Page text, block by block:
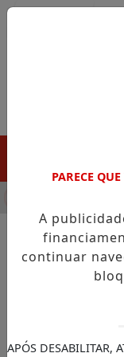
EM
NOTÍCIAS/
Blitz
de
PARECE
A
continuar
APÓS DESABILITAR,